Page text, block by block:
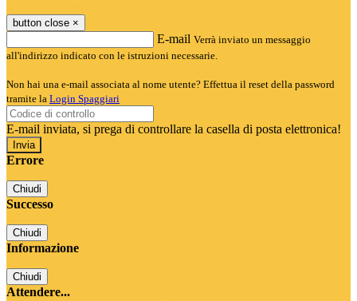
button close ×
E-mail Verrà inviato un messaggio
all'indirizzo indicato con le istruzioni necessarie.
Non hai una e-mail associata al nome utente? Effettua il reset della password
tramite la Login Spaggiari
E-mail inviata, si prega di controllare la casella di posta elettronica!
Errore
Chiudi
Successo
Chiudi
Informazione
Chiudi
Attendere...